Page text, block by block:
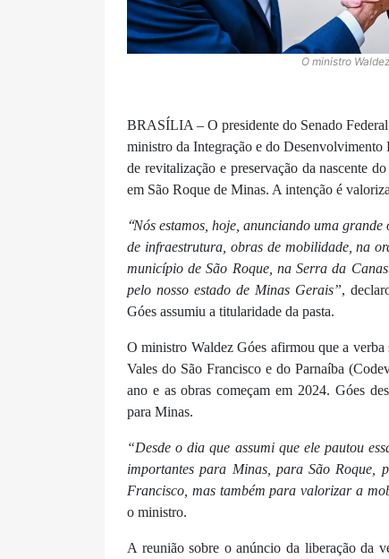
O ministro
BRASÍLIA – O presidente do Senado
ministro da Integração e do Desenvolvimento
de revitalização e preservação da nascente
em São Roque de Minas. A intenção é
“Nós estamos, hoje, anunciando uma
de infraestrutura, obras de mobilidade, na
município de São Roque, na Serra da
pelo nosso estado de Minas Gerais”,
Góes assumiu a titularidade da pasta.
O ministro Waldez Góes afirmou que a
Vales do São Francisco e do Parnaíba
ano e as obras começam em 2024. Góes
para Minas.
“Desde o dia que assumi que ele pautou
importantes para Minas, para São Roque,
Francisco, mas também para valorizar a
o ministro.
A reunião sobre o anúncio da liberação da